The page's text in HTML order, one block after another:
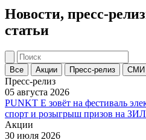
Новости, пресс-
статьи
Все Акции Пресс-релиз СМИ
Пресс-релиз
05 августа 2026
PUNKT E зовёт на фестиваль
спорт и розыгрыш призов на
Акции
30 июля 2026